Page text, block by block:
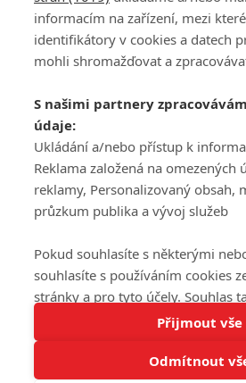
Tato stránka používá soubory
Rozumím
DISKUZE
Šéfredaktorkou webu jePetr Slavík, e-
Máte-li zájem o inzerci na našem
Ochrana osobních údajů|Zásady
Upravit nastavení
© 2016 – 2026
informacím na zařízení, mezi
identifikátory v cookies a datech
mohli shromažďovat a
S našimi partnery
údaje:
Ukládání a/nebo přístup k
Reklama založená na omezených
reklamy, Personalizovaný obsah,
průzkum publika a vývoj služeb
Pokud souhlasíte s některými
souhlasíte s používáním cookies
stránky a pro tyto účely. Souhlas
odmítnout, ale v takovém případě
nebudou k dispozici některé
Vaše volby souhlasu se budou
Přijmout vše
Odmítnout